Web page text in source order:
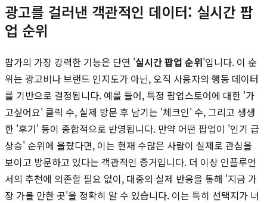
광고를 걸러낸 객관적인 데이터: 실시간 팝
업 순위
팝가의 가장 강력한 기능은 단연 '실시간 팝업 순위'입니다. 이 순
위는 광고비나 브랜드 인지도가 아닌, 오직 사용자의 행동 데이터
를 기반으로 결정됩니다. 예를 들어, 특정 팝업스토어에 대한 '가
고싶어요' 클릭 수, 실제 방문 후 남기는 '체크인' 수, 그리고 생생
한 '후기' 등이 종합적으로 반영됩니다. 만약 어떤 팝업이 '인기 급
상승' 순위에 올랐다면, 이는 현재 수많은 사람이 실제로 관심을
보이고 방문하고 있다는 객관적인 증거입니다. 더 이상 인플루언
서의 추천에 의존할 필요 없이, 대중의 실제 반응을 통해 '지금 가
장 가볼 만한 곳'을 정확히 알 수 있습니다. 이는 특히 선택지가 너